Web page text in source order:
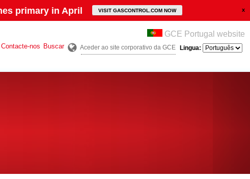
primary in April VISIT GASCONTROL.COM NOW
Contacte-nos Buscar
GCE Portugal website
Aceder ao site corporativo da GCE Lingua: